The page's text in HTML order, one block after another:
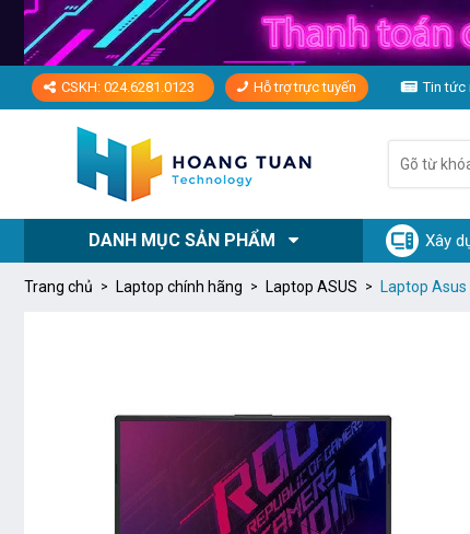
CSKH: 024.6281.0123 Hỗ trợ trực tuyến Tin tức
DANH MỤC SẢN PHẨM Xây
Trang chủ Laptop chính hãng Laptop ASUS Laptop Asus